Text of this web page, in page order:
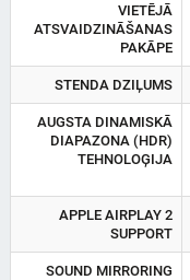
VIETĒJĀ
ATSVAIDZINĀŠANAS
PAKĀPE
STENDA DZIĻUMS
AUGSTA DINAMISKĀ
DIAPAZONA (HDR)
TEHNOLOĢIJA
APPLE AIRPLAY 2
SUPPORT
SOUND MIRRORING